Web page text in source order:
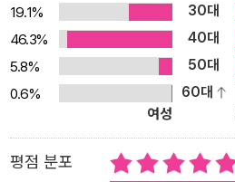
19.1%
30대
46.3%
40대
5.8%
50대
0.6%
60대
여성
평점 분포